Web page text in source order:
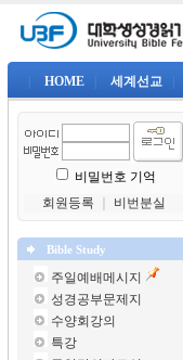
HOME 세계선교
비밀번호 기억
회원등록
비번분실
Bible Study
주일예배메시지
성경공부문제지
수양회강의
특강